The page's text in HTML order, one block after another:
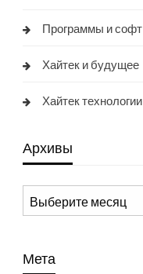
Программы и софт
Хайтек и будущее
Хайтек технологии
Архивы
Архивы
Мета